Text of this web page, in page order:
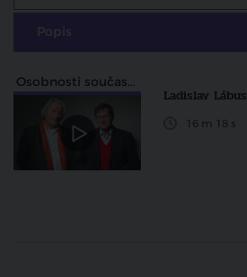
Popis
Osobnosti současné architektury
Ladislav Lábus
16 m 18 s